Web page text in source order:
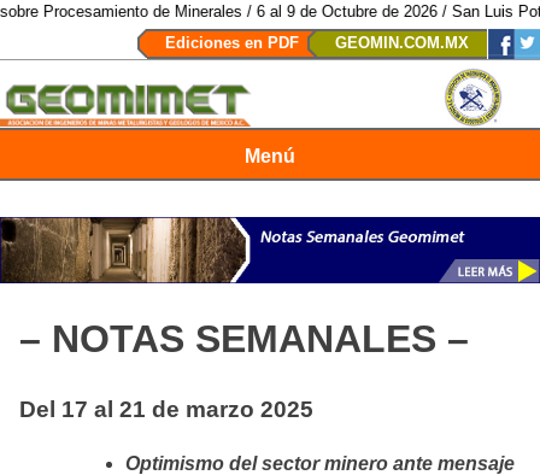
de Minerales / 6 al 9 de Octubre de 2026 / San Luis Potosí, SLP //
Ediciones en PDF
GEOMIN.COM.MX
Menú
– NOTAS SEMANALES –
Del 17 al 21 de marzo 2025
Optimismo del sector minero ante mensaje